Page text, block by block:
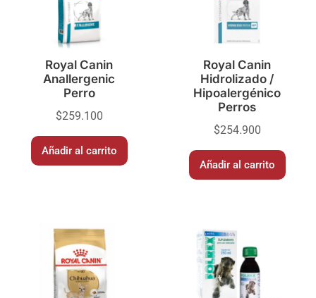
Royal Canin
Anallergenic
Perro
$259.100
Añadir al carrito
Royal Canin
Hidrolizado /
Hipoalergénico
Perros
$254.900
Añadir al carrito